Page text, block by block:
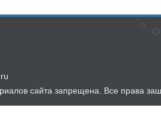
сайта запрещена. Все права